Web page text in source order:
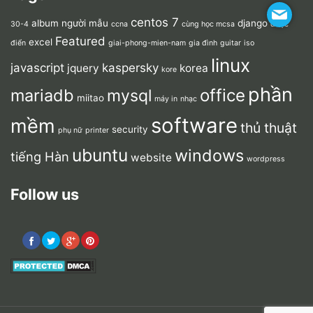
30-4 album người mẫu ccna centos 7 cùng học mcsa django dược
điển excel Featured giai-phong-mien-nam gia đình guitar iso
javascript jquery kaspersky kore korea linux
mariadb miitao mysql máy in nhạc office phần
mềm phụ nữ printer security software thủ thuật
tiếng Hàn ubuntu website windows wordpress
Follow us